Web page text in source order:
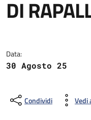
DI
Data:
30 Agosto 25
Condividi Vedi